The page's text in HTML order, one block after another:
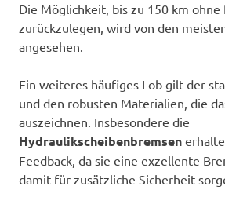
Die Möglichkeit, bis zu 150 km ohne
zurückzulegen, wird von den
angesehen.
Ein weiteres häufiges Lob gilt der
und den robusten Materialien, die
auszeichnen. Insbesondere die
Hydraulikscheibenbremsen
Feedback, da sie eine exzellente
damit für zusätzliche Sicherheit